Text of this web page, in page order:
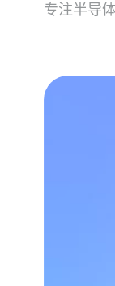
专注半导